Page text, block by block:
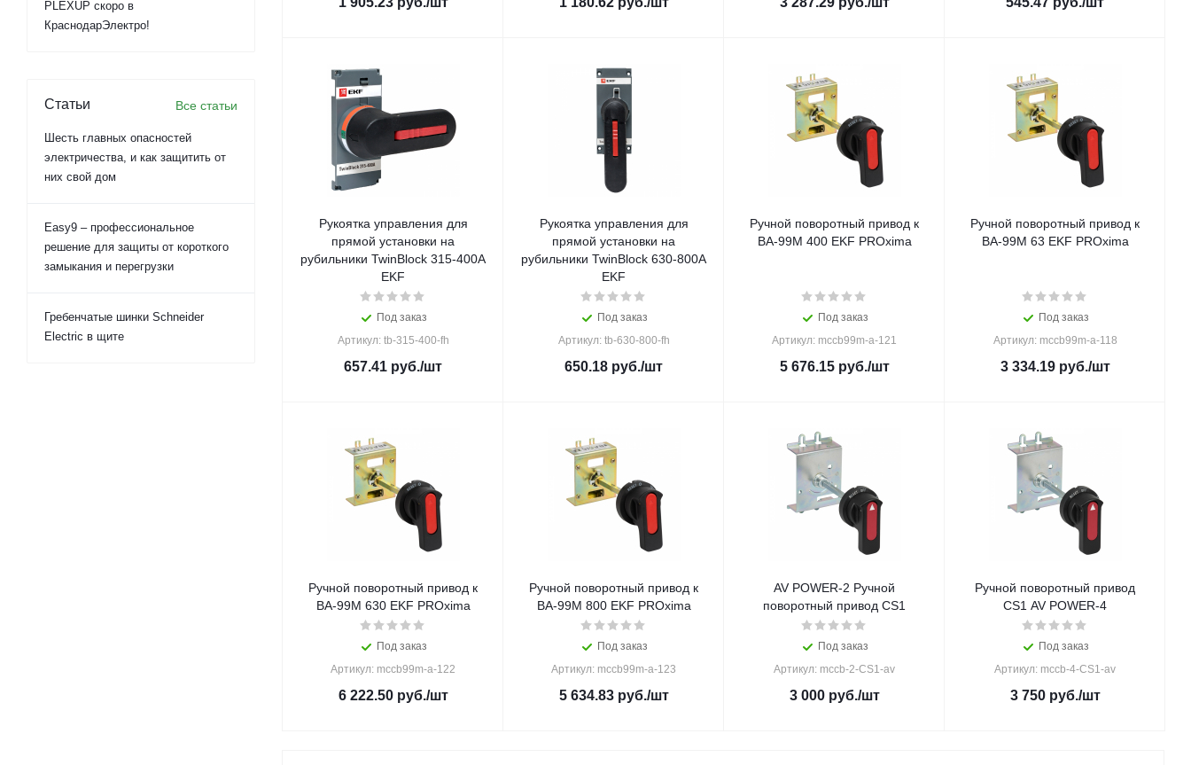
Рукоятка управления для
прямой установки на
рубильники TwinBlock 315-400А
EKF
Под заказ
Артикул: tb-315-400-fh
657.41 руб./шт
Рукоятка управления для
прямой установки на
рубильники TwinBlock 630-800А
EKF
Под заказ
Артикул: tb-630-800-fh
650.18 руб./шт
Ручной поворотный привод к
ВА-99М 400 EKF PROxima
Под заказ
Артикул: mccb99m-a-121
5 676.15руб./шт
Ручной поворотный привод к
ВА-99М 63 EKF PROxima
Под заказ
Артикул: mccb99m-a-118
3 334.19руб./шт
Ручной поворотный привод к
ВА-99М 630 EKF PROxima
Под заказ
Артикул: mccb99m-a-122
6 222.50руб./шт
Ручной поворотный привод к
ВА-99М 800 EKF PROxima
Под заказ
Артикул: mccb99m-a-123
5 634.83руб./шт
AV POWER-2 Ручной
поворотный привод CS1
Под заказ
Артикул: mccb-2-CS1-av
3 000руб./шт
Ручной поворотный привод
СS1 AV POWER-4
Под заказ
Артикул: mccb-4-CS1-av
3 750руб./шт
PLEXUP скоро в
КраснодарЭлектро!
Статьи Все статьи
Шесть главных опасностей
электричества, и как защитить от
них свой дом
Easy9 – профессиональное
решение для защиты от короткого
замыкания и перегрузки
Гребенчатые шинки Schneider
Electric в щите